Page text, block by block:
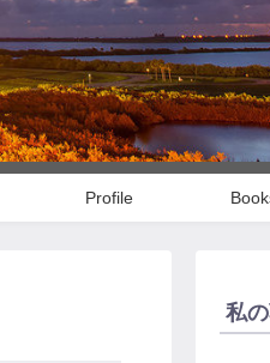
Profile
私